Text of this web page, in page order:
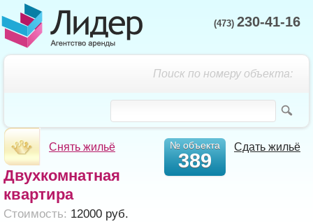
(473) 230-41-16
Поиск по номеру объекта:
Снять жильё Сдать жильё
№ объекта
389
Двухкомнатная
квартира
Cтоимость: 12000 руб.